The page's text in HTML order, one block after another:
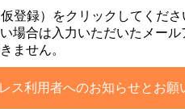
登録）をクリックしてくださ
合は入力いただいたメー
ません。
ス利用者へのお知らせとお願